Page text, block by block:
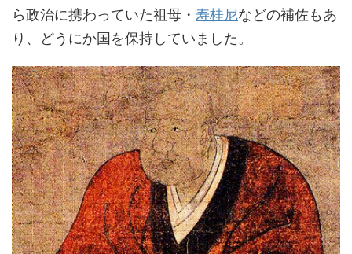
ら政治に携わっていた祖母・ 寿桂尼などの補佐もあ
り、どうにか国を保持していました。